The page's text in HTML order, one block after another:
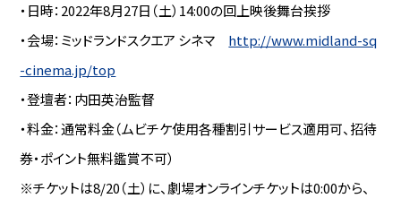
・日時：2022年8月27日（土）14:00の回上映後舞台挨拶
・会場：ミッドランドスクエア シネマ http://www.midland-sq
-cinema.jp/top
・登壇者：内田英治監督
・料金：通常料金（ムビチケ使用各種割引サービス適用可、招待
券・ポイント無料鑑賞不可）
※チケットは8/20（土）に、劇場オンラインチケットは0:00から、